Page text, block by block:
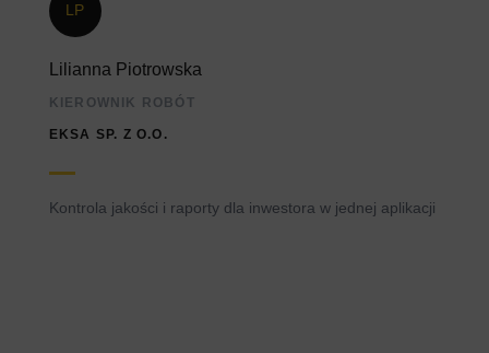
LP
Lilianna Piotrowska
KIEROWNIK ROBÓT
EKSA SP. Z O.O.
Kontrola jakości i raporty dla inwestora w jednej aplikacji